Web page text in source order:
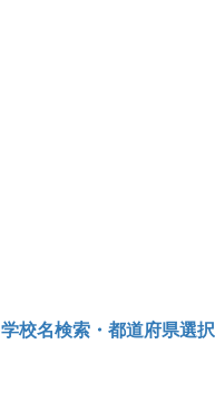
学校名検索・都道府県選択